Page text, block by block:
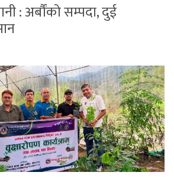
: अर्बौंको सम्पदा, दुई